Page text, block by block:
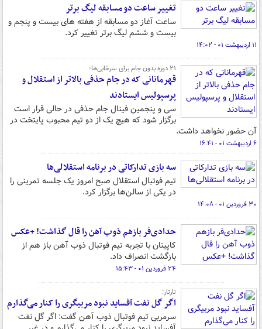
تغییر ساعت دو مسابقه لیگ برتر
ساعت آغاز دو مسابقه از هفته های بیست و پنجم و
بیست و ششم لیگ برتر تغییر کرد.
۱۱ اردیبهشت ۰۱ - ۱۴:۰۲
۲۱ دوره بدون جام برای سرخابی‌ها؛
قهرمانانی که در جام حذفی بالاتر از استقلال و
پرسپولیس ایستادند
سی و پنجمین فینال جام حذفی در حالی قرار است
برگزار شود که هیچ یک از دو تیم محبوب پایتخت در
آن حضور نخواهد داشت.
۶ اردیبهشت ۰۱ - ۱۶:۴۱
سه بازی تدارکاتی در برنامه استقلالی‌ها
تیم فوتبال استقلال صبح امروز یک جلسه تمرینی را
در یکی از سالن‌ها برگزار کرد.
۳۰ فروردین ۰۱ - ۱۴:۰۸
حدادی‌فر بازهم ذوب آهن را قال گذاشت! +عکس
کاپیتان با تجربه تیم فوتبال ذوب آهن باز هم از
بازگشت انصراف داد.
۲۴ فروردین ۰۱ - ۱۵:۴۳
تارتار:
اگر گل نفت آفساید نبود مربیگری را کنار می‌گذارم
سرمربی تیم فوتبال ذوب آهن گفت: اگر گل نفت